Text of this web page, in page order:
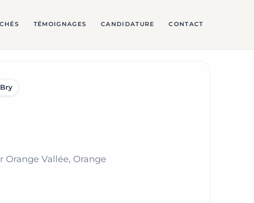
TÉMOIGNAGES CANDIDATURE CONTACT
Orange Vallée, Orange